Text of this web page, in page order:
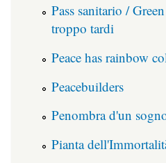
Pass sanitario /
troppo tardi
Peace has rainbow
Peacebuilders
Penombra d'un
Pianta